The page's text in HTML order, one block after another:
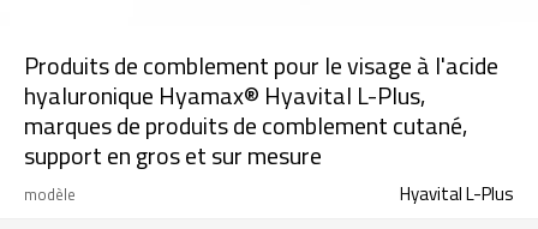
Produits de comblement pour le visage à l'acide
hyaluronique Hyamax® Hyavital L-Plus,
marques de produits de comblement cutané,
support en gros et sur mesure
modèle Hyavital L-Plus